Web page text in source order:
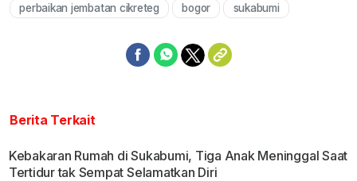
perbaikan jembatan cikreteg bogor sukabumi
Berita Terkait
Kebakaran Rumah di Sukabumi, Tiga Anak Meninggal Saat
Tertidur tak Sempat Selamatkan Diri